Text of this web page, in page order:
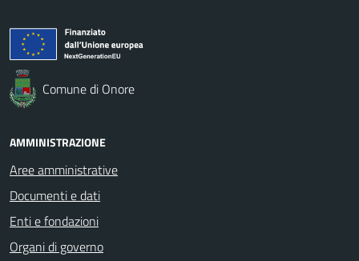
Comune di Onore
AMMINISTRAZIONE
Aree amministrative
Documenti e dati
Enti e fondazioni
Organi di governo